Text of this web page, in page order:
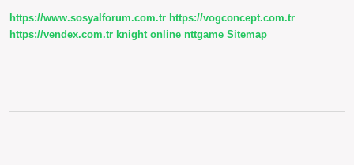
https://www.sosyalforum.com.tr https://vogconcept.com.tr
https://vendex.com.tr knight online nttgame Sitemap